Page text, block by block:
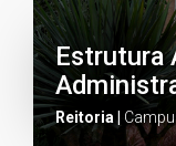
Estrutura
Reitoria |